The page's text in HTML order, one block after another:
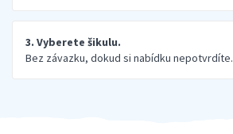
3. Vyberete šikulu.
Bez závazku, dokud si nabídku nepotvrdíte.